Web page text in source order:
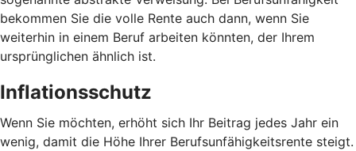
bekommen Sie die volle Rente auch dann, wenn Sie
weiterhin in einem Beruf arbeiten könnten, der Ihrem
ursprünglichen ähnlich ist.
Inflationsschutz
Wenn Sie möchten, erhöht sich Ihr Beitrag jedes Jahr ein
wenig, damit die Höhe Ihrer Berufsunfähigkeitsrente steigt.